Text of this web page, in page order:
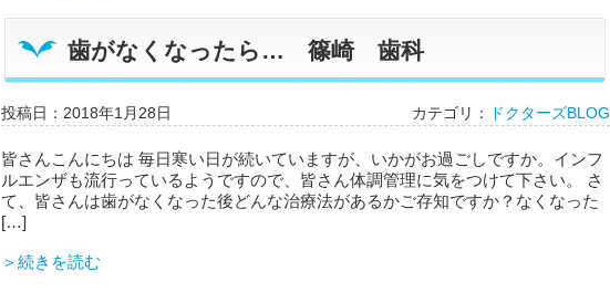
歯がなくなったら… 篠崎 歯科
投稿日：2018年1月28日 カテゴリ： ドクターズBLOG
皆さんこんにちは 毎日寒い日が続いていますが、いかがお過ごしですか。インフ
ルエンザも流行っているようですので、皆さん体調管理に気をつけて下さい。 さ
て、皆さんは歯がなくなった後どんな治療法があるかご存知ですか？なくなった
[…]
＞続きを読む